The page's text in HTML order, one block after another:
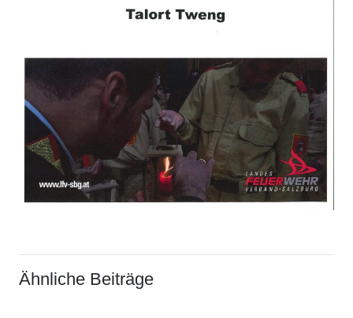
Ähnliche Beiträge